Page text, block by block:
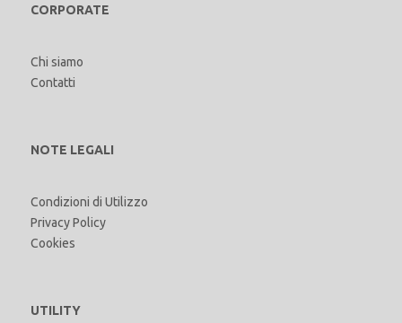
CORPORATE
Chi siamo
Contatti
NOTE LEGALI
Condizioni di Utilizzo
Privacy Policy
Cookies
UTILITY